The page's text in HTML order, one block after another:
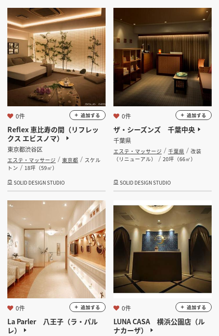
Reflex 恵比寿の間（リフレッ
クス エビスノマ）
東京都渋谷区
エステ・マッサージ 東京都
スケル
トン
18坪（59㎡）
SOLID DESIGN STUDIO
0件 追加する
ザ・シーズンズ 千葉中央
千葉県
エステ・マッサージ 千葉県
改装
（リニューアル）
20坪（66㎡）
SOLID DESIGN STUDIO
0件 追加する
La Parler 八王子（ラ・パル
レ）
0件 追加する
LUNA CASA 横浜公園店（ル
ナカーザ）
0件 追加する